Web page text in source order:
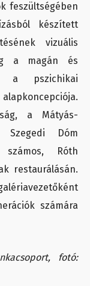
feszültségében
készített
vizuális
a magán és
a pszichikai
a Mátyás-
Dóm
számos, Róth
restaurálásán.
számára
fotó: